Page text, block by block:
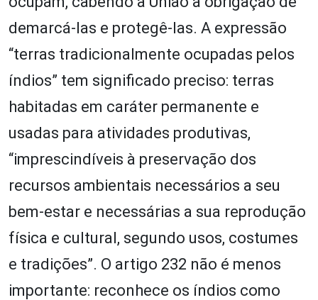
demarcá-las e protegê-las. A expressão
“terras tradicionalmente ocupadas pelos
índios” tem significado preciso: terras
habitadas em caráter permanente e
usadas para atividades produtivas,
“imprescindíveis à preservação dos
recursos ambientais necessários a seu
bem-estar e necessárias a sua reprodução
física e cultural, segundo usos, costumes
e tradições”. O artigo 232 não é menos
importante: reconhece os índios como